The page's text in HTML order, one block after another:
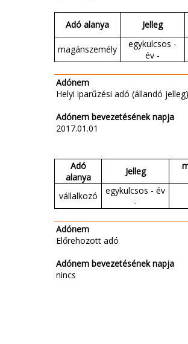
Adó alanya Jelleg
magánszemély
egykulcsos -
év -
Adónem
Helyi iparűzési adó (állandó jelleg)
Adónem bevezetésének napja
2017.01.01
Adó
alanya
Jelleg
vállalkozó
egykulcsos - év
-
Adónem
Előrehozott adó
Adónem bevezetésének napja
nincs